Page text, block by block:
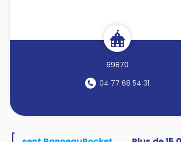
69870
04 77 68 54 31